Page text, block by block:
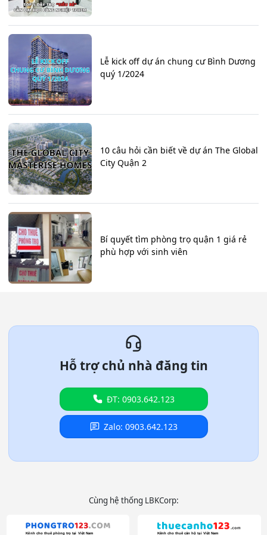
Lễ kick off dự án chung cư Bình Dương
quý 1/2024
10 câu hỏi cần biết về dự án The Global
City Quận 2
Bí quyết tìm phòng trọ quận 1 giá rẻ
phù hợp với sinh viên
Hỗ trợ chủ nhà đăng tin
ĐT: 0903.642.123
Zalo: 0903.642.123
Cùng hệ thống LBKCorp: